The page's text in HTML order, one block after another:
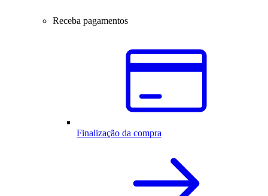
Receba pagamentos
Finalização da compra